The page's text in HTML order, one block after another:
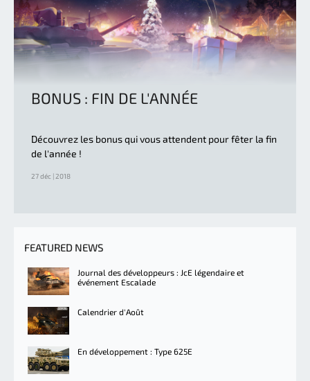
BONUS : FIN DE L'ANNÉE
Découvrez les bonus qui vous attendent pour fêter la fin
de l'année !
27 déc | 2018
FEATURED NEWS
Journal des développeurs : JcE légendaire et
événement Escalade
Calendrier d'Août
En développement : Type 625E